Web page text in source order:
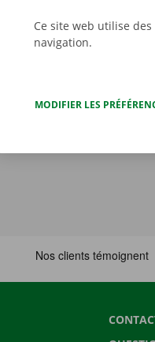
Ce site web utilise
navigation.
MODIFIER LES